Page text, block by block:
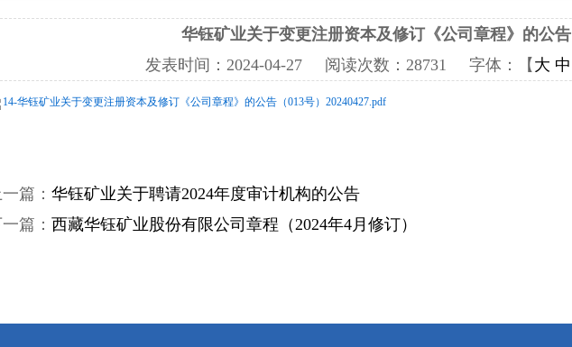
华钰矿业关于变更注册资本及修订《公司章程》的公告
发表时间： 2024-04-27阅读次数： 28731 字体：【 大 中
14-华钰矿业关于变更注册资本及修订《公司章程》的公告（013号）20240427.pdf
篇： 华钰矿业关于聘请2024年度审计机构的公告
篇： 西藏华钰矿业股份有限公司章程（2024年4月修订）